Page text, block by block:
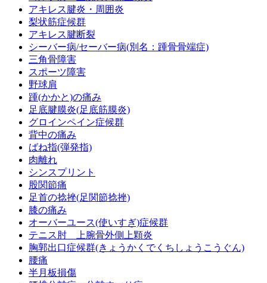
アキレス腱炎・周囲炎
梨状筋症候群
アキレス腱断裂
シーバー病/セーバー病(別名：踵骨骨端症)
三角骨障害
スポーツ障害
野球肩
踵(かかと)の痛み
足底腱膜炎(足底筋膜炎)
グロインペイン症候群
背中の痛み
ばね指(弾発指)
肉離れ
シンスプリント
股関節痛
足首の捻挫(足関節捻挫)
膝の痛み
オーバーユース(使いすぎ)症候群
テニス肘 上腕骨外側上顆炎
胸郭出口症候群(きょうかくでくちしょうこうぐん)
腰痛
半月板損傷